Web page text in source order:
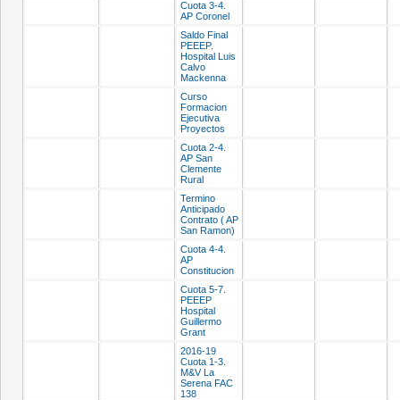
Cuota 3-4.
AP Coronel
Saldo Final
PEEEP.
Hospital Luis
Calvo
Mackenna
Curso
Formacion
Ejecutiva
Proyectos
Cuota 2-4.
AP San
Clemente
Rural
Termino
Anticipado
Contrato ( AP
San Ramon)
Cuota 4-4.
AP
Constitucion
Cuota 5-7.
PEEEP
Hospital
Guillermo
Grant
2016-19
Cuota 1-3.
M&V La
Serena FAC
138